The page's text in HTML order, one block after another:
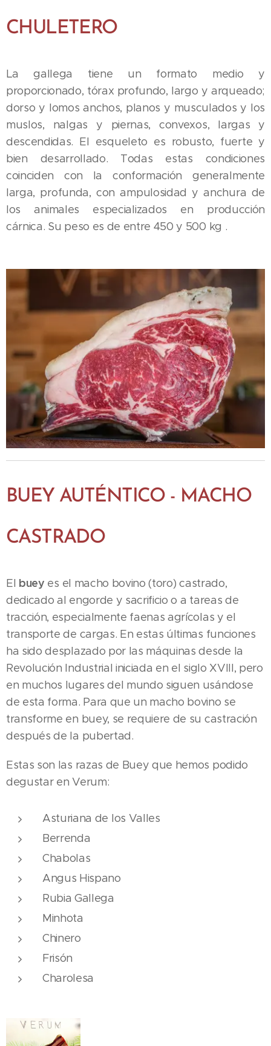
CHULETERO
La gallega tiene un formato medio y
proporcionado, tórax profundo, largo y arqueado;
dorso y lomos anchos, planos y musculados y los
muslos, nalgas y piernas, convexos, largas y
descendidas. El esqueleto es robusto, fuerte y
bien desarrollado. Todas estas condiciones
coinciden con la conformación generalmente
larga, profunda, con ampulosidad y anchura de
los animales especializados en producción
cárnica. Su peso es de entre 450 y 500 kg .
BUEY AUTÉNTICO - MACHO
CASTRADO
El buey es el macho bovino (toro) castrado,
dedicado al engorde y sacrificio o a tareas de
tracción, especialmente faenas agrícolas y el
transporte de cargas. En estas últimas funciones
ha sido desplazado por las máquinas desde la
Revolución Industrial iniciada en el siglo XVIII, pero
en muchos lugares del mundo siguen usándose
de esta forma. Para que un macho bovino se
transforme en buey, se requiere de su castración
después de la pubertad.
Estas son las razas de Buey que hemos podido
degustar en Verum:
Asturiana de los Valles
Berrenda
Chabolas
Angus Hispano
Rubia Gallega
Minhota
Chinero
Frisón
Charolesa